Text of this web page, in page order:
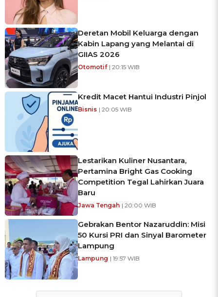
Deretan Mobil Keluarga dengan
Kabin Lapang yang Melantai di
GIIAS 2026
Otomotif | 20:15 WIB
Kredit Macet Hantui Industri Pinjol
Bisnis | 20:05 WIB
Lestarikan Kuliner Nusantara,
Pertamina Bright Gas Cooking
Competition Tegal Lahirkan Juara
Baru
Jawa Tengah | 20:00 WIB
Gebrakan Bentor Nazaruddin: Misi
50 Kursi PRI dan Sinyal Barometer
Lampung
Lampung | 19:57 WIB